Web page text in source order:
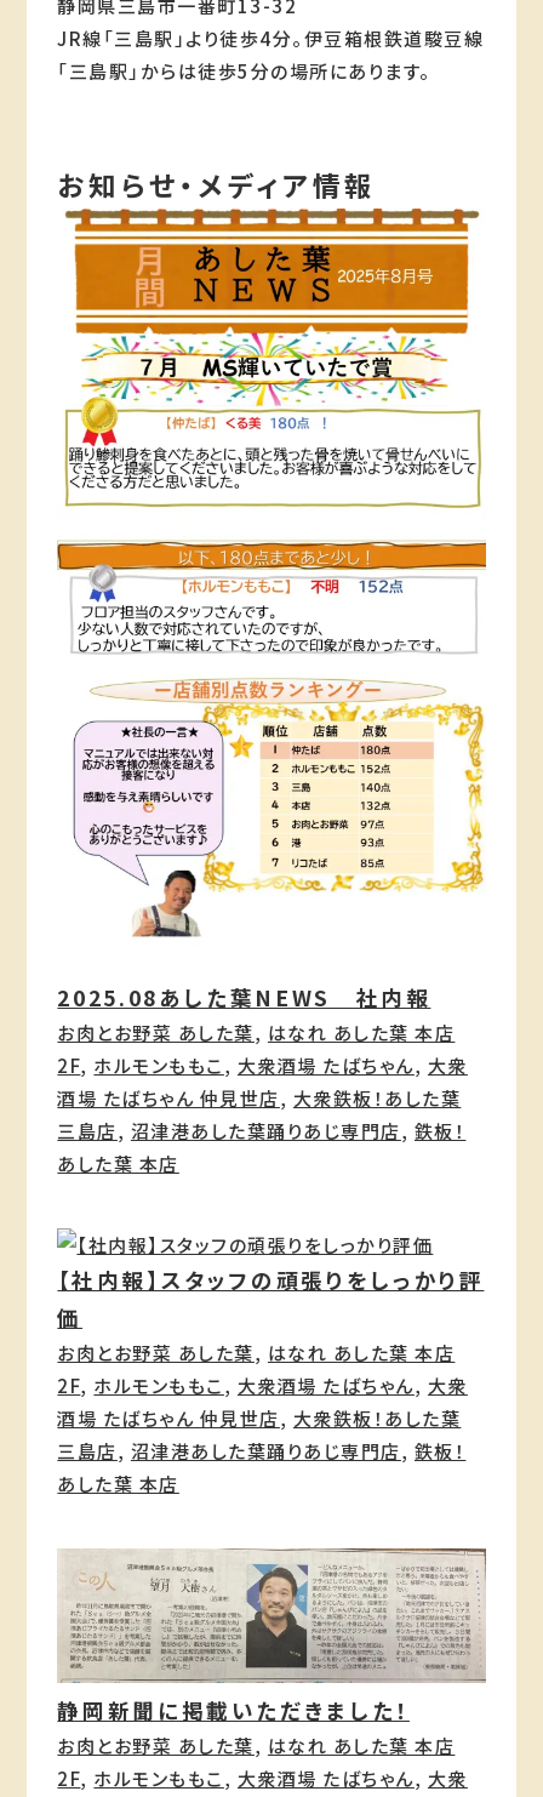
静岡県三島市一番町13-32
JR線「三島駅」より徒歩4分。伊豆箱根鉄道駿豆線
「三島駅」からは徒歩5分の場所にあります。
お知らせ・メディア情報
2025.08あした葉NEWS 社内報
お肉とお野菜 あした葉, はなれ あした葉 本店
2F, ホルモンももこ, 大衆酒場 たばちゃん, 大衆
酒場 たばちゃん 仲見世店, 大衆鉄板！あした葉
三島店, 沼津港あした葉踊りあじ専門店, 鉄板！
あした葉 本店
【社内報】スタッフの頑張りをしっかり評
価
お肉とお野菜 あした葉, はなれ あした葉 本店
2F, ホルモンももこ, 大衆酒場 たばちゃん, 大衆
酒場 たばちゃん 仲見世店, 大衆鉄板！あした葉
三島店, 沼津港あした葉踊りあじ専門店, 鉄板！
あした葉 本店
静岡新聞に掲載いただきました！
お肉とお野菜 あした葉, はなれ あした葉 本店
2F, ホルモンももこ, 大衆酒場 たばちゃん, 大衆